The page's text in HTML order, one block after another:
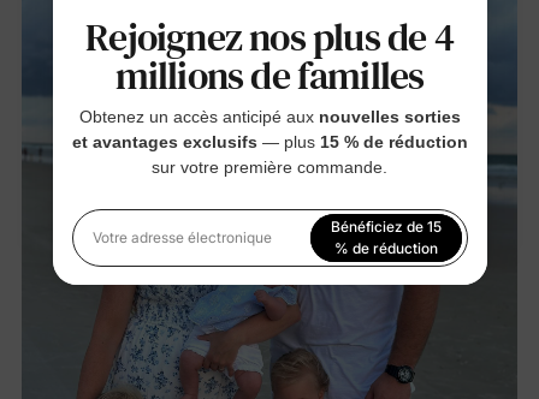
Rejoignez nos plus de 4
millions de familles
Obtenez un accès anticipé aux nouvelles sorties
et avantages exclusifs — plus 15 % de réduction
sur votre première commande.
Votre adresse électronique
Bénéficiez de 15
% de réduction
En vous inscrivant, vous acceptez notre
Politique de
confidentialité